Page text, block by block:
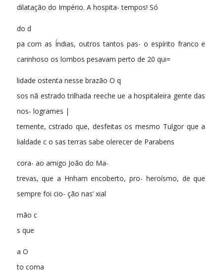
dilatação do Império. A hospita- tempos! Só
do d
pa com as Índias, outros tantos pas- o espírito franco e
carinhoso os lombos pesavam perto de 20 qui=
lidade ostenta nesse brazão O q
sos nã estrado trilhada reeche ue a hospitaleira gente das
nos- logrames |
temente, cstrado que, desfeitas os mesmo Tulgor que a
lialdade c o sas terras sabe olerecer de Parabens
cora- ao amigo João do Ma-
trevas, que a Hnham encoberto, pro- heroísmo, de que
sempre foi cio- ção nas’ xial
mão c
s que
a O
to coma